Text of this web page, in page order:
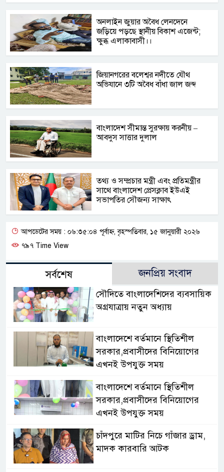
অনলাইন জুয়ার অবৈধ লেনদেনে
জড়িয়ে পড়ছে স্থানীয় বিকাশ এজেন্ট;
ক্ষুব্ধ এলাকাবাসী।।
জিয়ানগরের বলেশ্বর নদীতে যৌথ
অভিযানে ৩টি অবৈধ বাঁধা জাল জব্দ
বাংলাদেশ সীমান্ত সুরক্ষায় করনীয় –
আবদুস সাত্তার দুলাল
তথ্য ও সম্প্রচার মন্ত্রী এবং প্রতিমন্ত্রীর
সাথে বাংলাদেশ প্রেসক্লাব ইউএই
সভাপতির সৌজন্য সাক্ষাৎ
আপডেটের সময় : ০৬:৩৫:০৪ পূর্বাহ্ন, বৃহস্পতিবার, ১৫ জানুয়ারী ২০২৬
৭৯৭ Time View
সর্বশেষ জনপ্রিয় সংবাদ
সৌদিতে বাংলাদেশিদের ব্যবসায়িক
অগ্রযাত্রায় নতুন অধ্যায়
বাংলাদেশে বর্তমানে স্থিতিশীল
সরকার,প্রবাসীদের বিনিয়োগের
এখনই উপযুক্ত সময়
বাংলাদেশে বর্তমানে স্থিতিশীল
সরকার,প্রবাসীদের বিনিয়োগের
এখনই উপযুক্ত সময়
চাঁদপুরে মাটির নিচে গাঁজার ড্রাম,
মাদক কারবারি আটক